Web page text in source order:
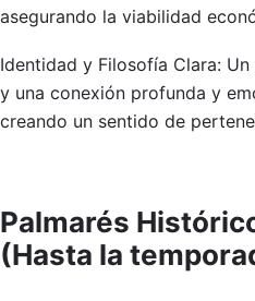
asegurando la viabilidad
Identidad y Filosofía Clara:
y una conexión profunda y
creando un sentido de
Palmarés
(Hasta la